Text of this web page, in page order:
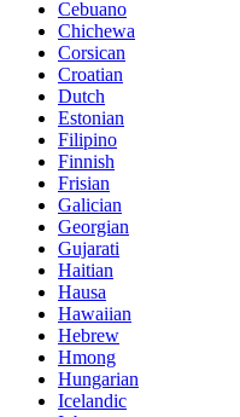
Cebuano
Chichewa
Corsican
Croatian
Dutch
Estonian
Filipino
Finnish
Frisian
Galician
Georgian
Gujarati
Haitian
Hausa
Hawaiian
Hebrew
Hmong
Hungarian
Icelandic